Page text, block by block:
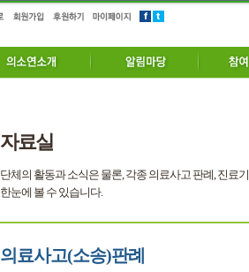
자료실
단체의 활동과 소식은 물론, 각종 의료사고 판례, 진료
한눈에 볼 수 있습니다.
의료사고(소송)판례